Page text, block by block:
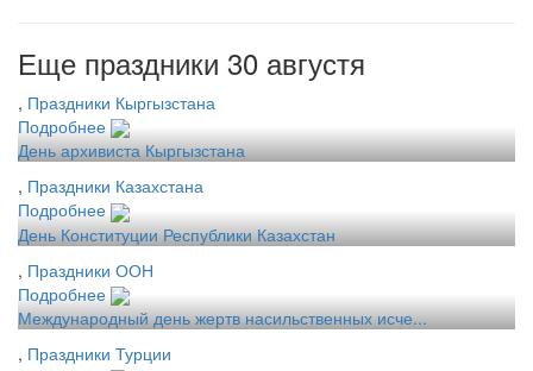
Еще праздники 30 августя
, Праздники Кыргызстана
Подробнее
День архивиста Кыргызстана
, Праздники Казахстана
Подробнее
День Конституции Республики Казахстан
, Праздники ООН
Подробнее
Международный день жертв насильственных исче...
, Праздники Турции